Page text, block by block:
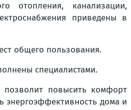
отопления, канализации,
приведены в
общего пользования.
специалистами.
повысить комфорт
энергоэффективность дома и